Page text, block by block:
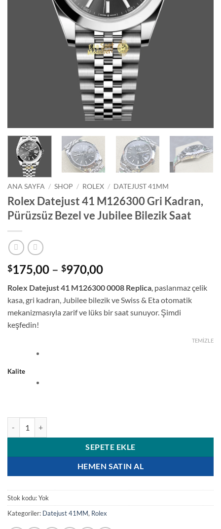
ANA SAYFA / SHOP / ROLEX / DATEJUST 41MM
Rolex Datejust 41 M126300 Gri Kadran,
Pürüzsüz Bezel ve Jubilee Bilezik Saat
$175,00 – $970,00Fiyat
$175,00
-
$970,00
Rolex Datejust 41 M126300 0008 Replica , paslanmaz çelik
kasa, gri kadran, Jubilee bilezik ve Swiss & Eta otomatik
mekanizmasıyla zarif ve lüks bir saat sunuyor. Şimdi
keşfedin!
Kalite
TEMIZLE
SEPETE EKLE
HEMEN SATIN AL
Stok kodu:Yok
Kategoriler: Datejust 41MM, Rolex